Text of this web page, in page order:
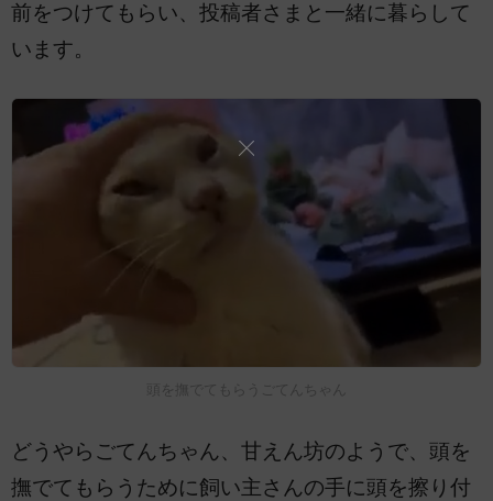
前をつけてもらい、投稿者さまと一緒に暮らして
います。
頭を撫でてもらうごてんちゃん
どうやらごてんちゃん、甘えん坊のようで、頭を
撫でてもらうために飼い主さんの手に頭を擦り付